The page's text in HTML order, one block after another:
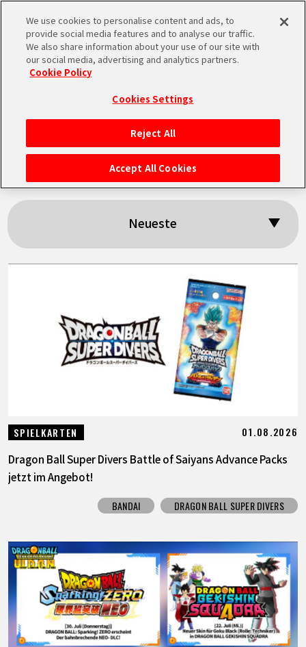
MEN
STARTSEITE
NEUES
SPECIALS
INFOS
JP
EN
Suchergebnisse:
「BANDAI」
Neueste
SPIELKARTEN 01.08.2026
Dragon Ball Super Divers Battle of Saiyans Advance Packs
jetzt im Angebot!
BANDAI DRAGON BALL SUPER DIVERS
We use cookies to personalise content and ads, to
provide social media features and to analyse our traffic.
We also share information about your use of our site with
our social media, advertising and analytics partners.
Cookie Policy
Cookies Settings
Reject All
Accept All Cookies